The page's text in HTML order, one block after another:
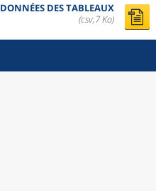
DONNÉES DES TABLEAUX
(csv,7 Ko)